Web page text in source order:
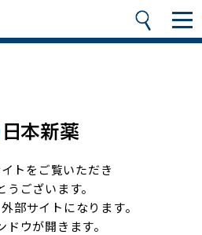
トをご覧いただき
うございます。
部サイトになります。
ウが開きます。